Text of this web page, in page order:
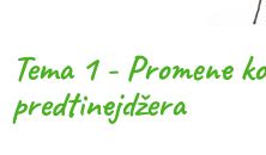
Tema 1 - Promene
predtinejdžera